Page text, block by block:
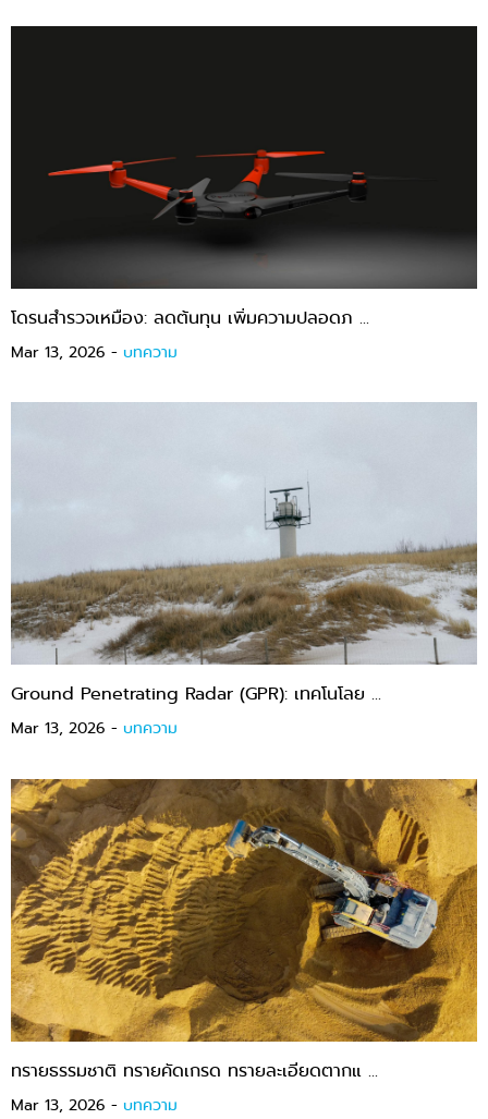
โดรนสำรวจเหมือง: ลดต้นทุน เพิ่มความปลอดภ ...
Mar 13, 2026 - บทความ
Ground Penetrating Radar (GPR): เทคโนโลย ...
Mar 13, 2026 - บทความ
ทรายธรรมชาติ ทรายคัดเกรด ทรายละเอียดตากแ ...
Mar 13, 2026 - บทความ